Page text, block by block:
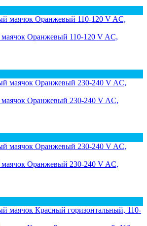
Оранжевый 110-120 V AC,
Оранжевый 230-240 V AC,
Оранжевый 230-240 V AC,